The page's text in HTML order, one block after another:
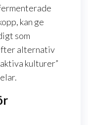
kan ge
som
alternativ
kulturer”